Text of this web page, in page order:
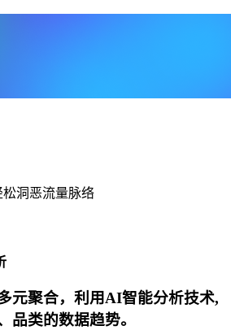
洞恶流量脉络
元聚合，利用AI智能分析技术,
品类的数据趋势。